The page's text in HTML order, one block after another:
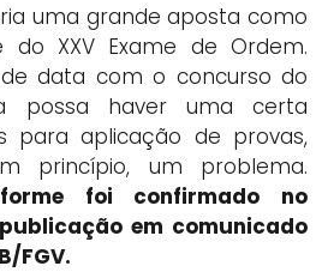
uma grande aposta como
XXV Exame de Ordem.
de data com o concurso do
possa haver uma certa
para aplicação de provas,
princípio, um problema.
foi confirmado no
em comunicado
FGV.